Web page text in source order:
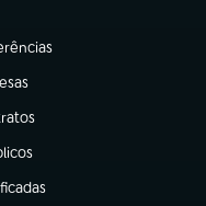
aba)